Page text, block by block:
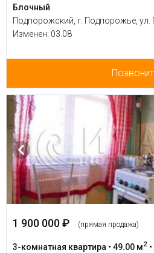
Блочный
Подпорожский, г. Подпорожье, ул.
Изменен: 03.08
1 900 000 ₽ (прямая продажа)
3-комнатная квартира • 49.00 м2 •